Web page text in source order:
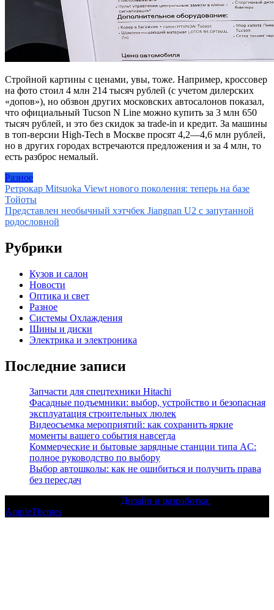
Стройной картины с ценами, увы, тоже. Например, кроссовер
на фото стоил 4 млн 214 тысяч рублей (с учетом дилерских
«допов»), но обзвон других московских автосалонов показал,
что официальный Tucson N Line можно купить за 3 млн 650
тысяч рублей, и это без скидок за trade-in и кредит. За машины
в топ-версии High-Tech в Москве просят 4,2—4,6 млн рублей,
но в других городах встречаются предложения и за 4 млн, то
есть разброс немалый.
Разное
Навигация
по
записям
Ретрокар Mitsuoka Viewt нового поколения: теперь на базе
Тойоты
Представлен необычный хэтчбек Jiangnan U2 с запутанной
родословной
Рубрики
Кузов и салон
Новости
Оптика и свет
Разное
Системы Охлаждения
Шины и диски
Электрика и электроника
Последние записи
Запчасти для спецтехники Hitachi
Фасадные подъемники: выбор, устройство и безопасная
эксплуатация строительных люлек
Видеосъемка мероприятий: как сохранить яркие
моменты вашего события навсегда
Коммерческие и бытовые зарядные станции типа AC:
полное руководство по выбору
Выбор автошколы: как не ошибиться и получить права
без пересдач
Дизайн и разработка:
AmpleThemes